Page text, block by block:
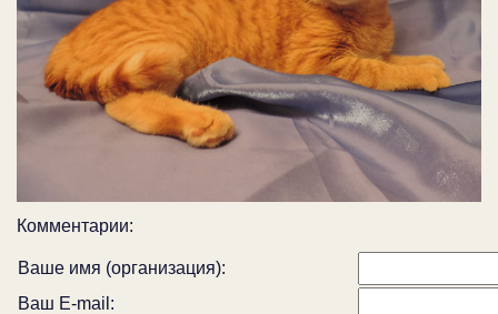
Комментарии:
Ваше имя (организация):
Ваш E-mail: